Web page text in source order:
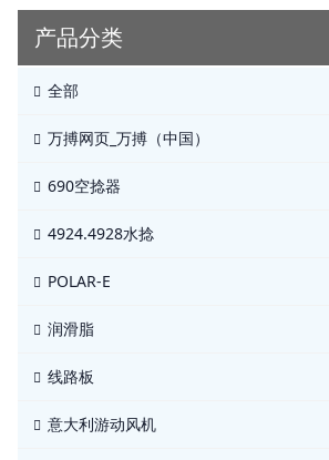
产品分类
全部
万搏网页_万搏（中国）
690空捻器
4924.4928水捻
POLAR-E
润滑脂
线路板
意大利游动风机